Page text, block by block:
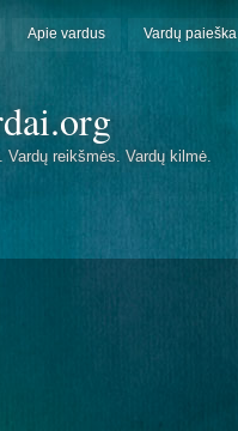
Apie vardus Vardų paieška
Vardų reikšmės. Vardų kilmė.